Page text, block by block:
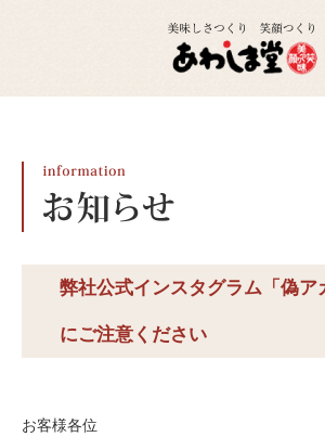
弊社公式インスタグラム「偽ア
にご注意ください
お客様各位